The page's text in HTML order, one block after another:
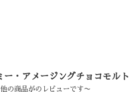
ー・アメージングチョコモルト
の商品がのレビューです〜